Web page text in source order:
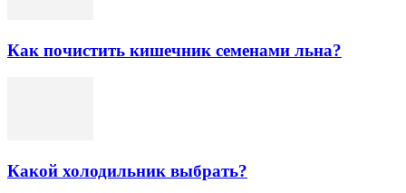
Как почистить кишечник семенами льна?
Какой холодильник выбрать?